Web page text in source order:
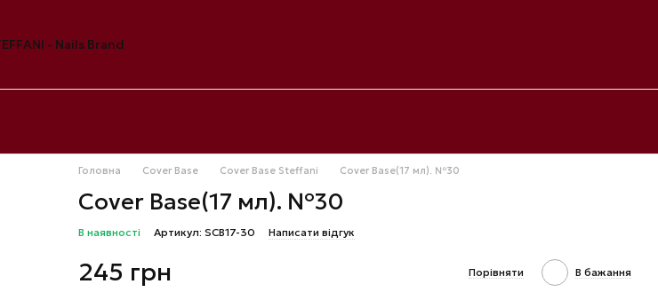
Головна Cover Base Cover Base Steffani Cover Base(17 мл). №30
Cover Base(17 мл). №30
В наявності Артикул: SCB17-30 Написати відгук
245 грн Порівняти В бажання